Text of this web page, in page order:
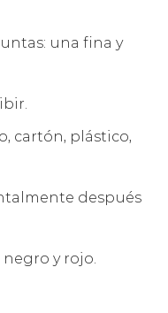
una fina y
cartón, plástico,
después
y rojo.